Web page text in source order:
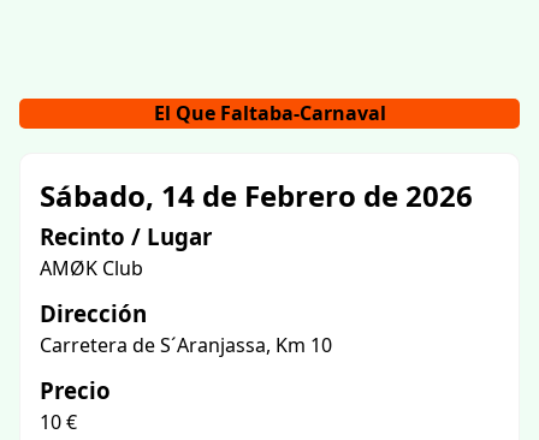
El Que Faltaba-Carnaval
Sábado, 14 de Febrero de 2026
Recinto / Lugar
AMØK Club
Dirección
Carretera de S´Aranjassa, Km 10
Precio
10 €